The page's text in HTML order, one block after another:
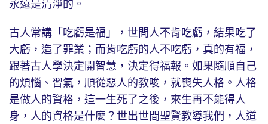
永遠是清淨的。
古人常講「吃虧是福」，世間人不肯吃虧，結果吃了
大虧，造了罪業；而肯吃虧的人不吃虧，真的有福，
跟著古人學決定開智慧，決定得福報。如果隨順自己
的煩惱、習氣，順從惡人的教唆，就喪失人格。人格
是做人的資格，這一生死了之後，來生再不能得人
身，人的資格是什麼？世出世間聖賢教導我們，人道